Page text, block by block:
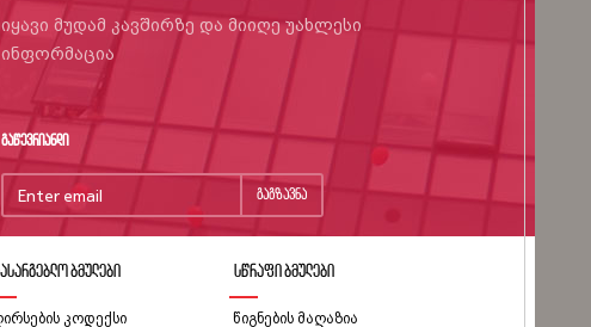
იყავი მუდამ კავშირზე და მიიღე უახლესი
ინფორმაცია
გაწევრიანდი
გაგზავნა
ბმულები
კოდექსი
სწრაფი ბმულები
წიგნების მაღაზია